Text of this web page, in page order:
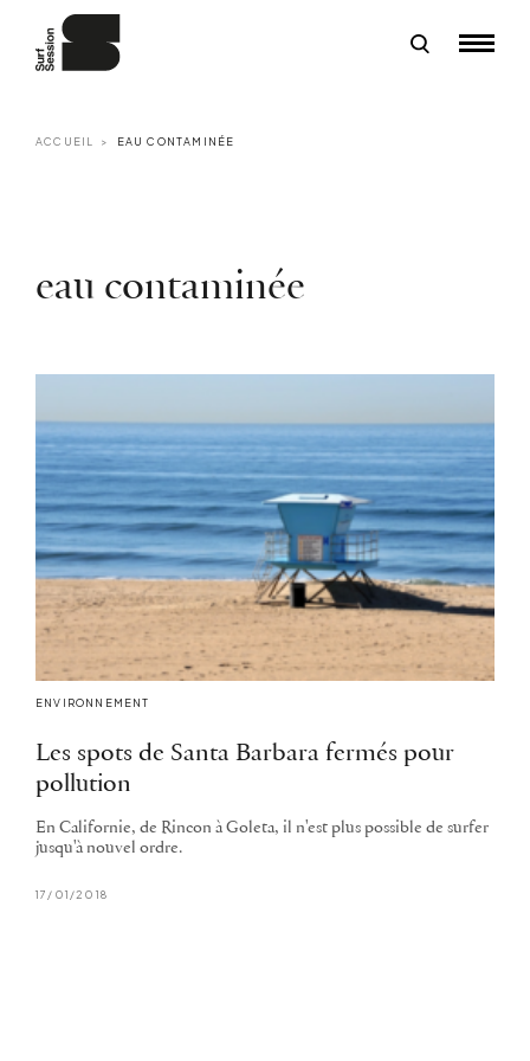
ACCUEIL EAU CONTAMINÉE
eau contaminée
ENVIRONNEMENT
Les spots de Santa Barbara fermés pour
pollution
En Californie, de Rincon à Goleta, il n'est plus possible de surfer
jusqu'à nouvel ordre.
17/01/2018